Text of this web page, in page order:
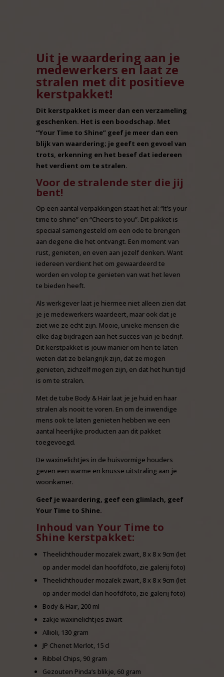
Uit je waardering aan je
medewerkers en laat ze
stralen met dit positieve
kerstpakket!
Dit kerstpakket is meer dan een verzameling
geschenken. Het is een boodschap. Met
“Your Time to Shine” geef je meer dan een
blijk van waardering; je geeft een gevoel van
trots, erkenning en het besef dat iedereen
het verdient om te stralen.
Voor de stralende ster die jij
bent!
Op een aantal verpakkingen staat het al:“It’s your
time to shine” en“Cheers to you”. Dit pakket is
speciaal samengesteld om een ode te brengen
aan degene die het ontvangt. Een moment van
rust, genieten, en even aan jezelf denken. Want
iedereen verdient het om gewaardeerd te
worden en volop te genieten van wat het leven
te bieden heeft.
Als werkgever laat je hiermee niet alleen zien dat
je je medewerkers waardeert, maar ook dat je
ziet wie ze echt zijn. Mooie, unieke mensen die
elke dag bijdragen aan het succes van je bedrijf.
Dit kerstpakket is jouw manier om hen te laten
weten dat ze belangrijk zijn, dat ze mogen
genieten, zichzelf mogen zijn, en dat het hun tijd
is om te stralen.
Met de tube Body & Hair laat je je huid en haar
stralen als nooit te voren. En om de inwendige
mens ook te laten genieten hebben we een
aantal heerlijke producten aan dit pakket
toegevoegd.
De waxinelichtjes in de huisvormige houders
geven een warme en knusse uitstraling aan je
woonkamer.
Geef je waardering, geef een glimlach, geef
Your Time to Shine.
Inhoud van Your Time to
Shine kerstpakket:
Theelichthouder mozaïek zwart, 8 x 8 x 9cm (let
op ander model dan hoofdfoto, zie galerij foto)
Theelichthouder mozaïek zwart, 8 x 8 x 9cm (let
op ander model dan hoofdfoto, zie galerij foto)
Body & Hair, 200 ml
zakje waxinelichtjes zwart
Allioli, 130 gram
JP Chenet Merlot, 15 cl
Ribbel Chips, 90 gram
Gezouten Pinda’s blikje, 60 gram